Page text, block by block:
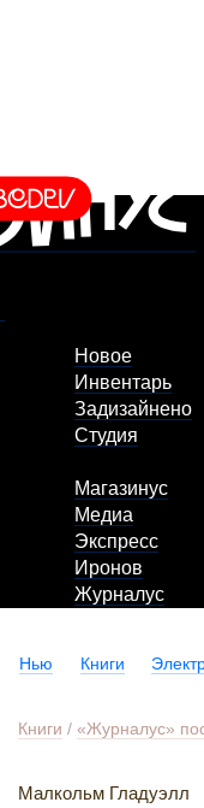
Новое
Инвентарь
Задизайнено
Студия
Магазинус
Медиа
Экспресс
Иронов
Журналус
Нью Книги
Книги / «Журналус»
Малкольм Гладуэлл